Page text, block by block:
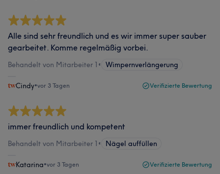
Alle sind sehr freundlich und es wir immer super sauber
gearbeitet. Komme regelmäßig vorbei.
Behandelt von Mitarbeiter 1 • Wimpernverlängerung
Cindy•vor 3 Tagen Verifizierte Bewertung
immer freundlich und kompetent
Behandelt von Mitarbeiter 1 • Nägel auffüllen
Katarina•vor 3 Tagen Verifizierte Bewertung